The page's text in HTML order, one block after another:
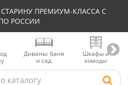
ПРЕМИУМ-КЛАССА С
РОССИИ
Диваны: баня
и сад
Шкафы и
комоды